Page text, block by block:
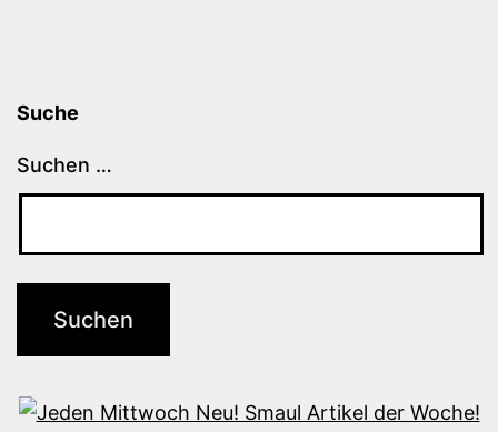
Suche
Suchen …